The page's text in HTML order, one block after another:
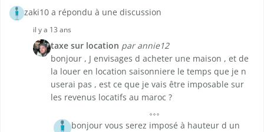
zaki10 a répondu à une discussion
il y a 13 ans
taxe sur location par annie12
bonjour , J envisages d acheter une maison , et de
la louer en location saisonniere le temps que je n
userai pas , est ce que je vais être imposable sur
les revenus locatifs au maroc ?
bonjour vous serez imposé à hauteur d un